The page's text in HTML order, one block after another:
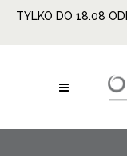
TYLKO DO 18.08